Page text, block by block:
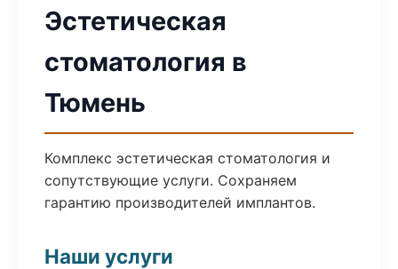
Эстетическая
стоматология в
Тюмень
Комплекс эстетическая стоматология и
сопутствующие услуги. Сохраняем
гарантию производителей имплантов.
Наши услуги